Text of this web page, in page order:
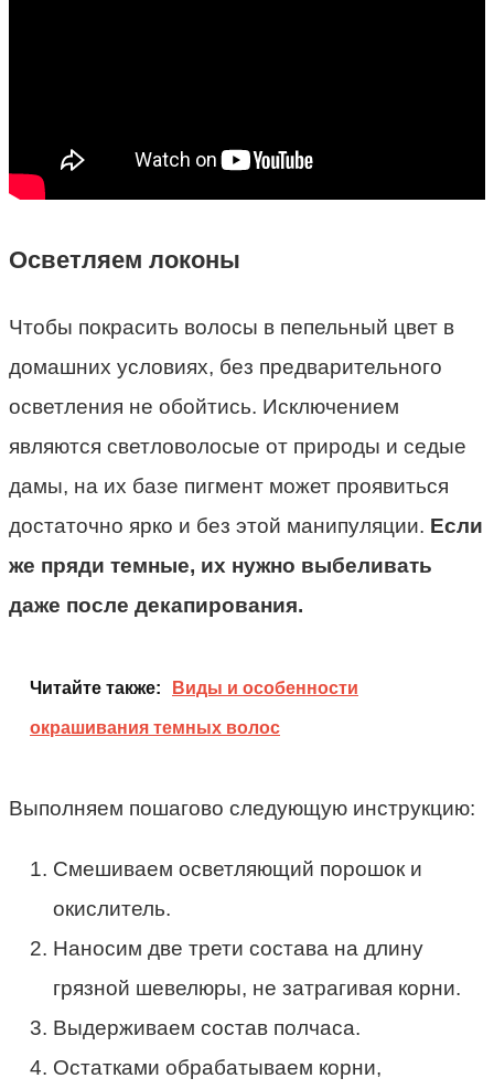
Осветляем локоны
Чтобы покрасить волосы в пепельный цвет в
домашних условиях, без предварительного
осветления не обойтись. Исключением
являются светловолосые от природы и седые
дамы, на их базе пигмент может проявиться
достаточно ярко и без этой манипуляции. Если
же пряди темные, их нужно выбеливать
даже после декапирования.
Читайте также: Виды и особенности
окрашивания темных волос
Выполняем пошагово следующую инструкцию:
Смешиваем осветляющий порошок и
окислитель.
Наносим две трети состава на длину
грязной шевелюры, не затрагивая корни.
Выдерживаем состав полчаса.
Остатками обрабатываем корни,